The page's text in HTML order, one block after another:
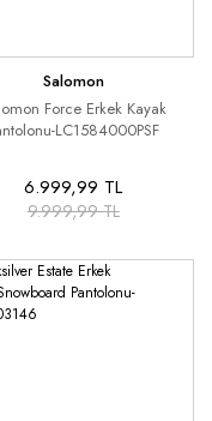
Salomon
Force Erkek Kayak
LC1584000PSF
6.999,99 TL
9.999,99 TL